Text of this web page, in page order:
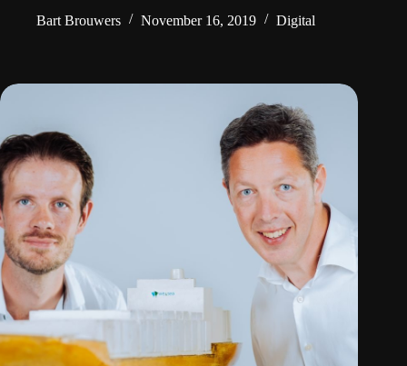
Bart Brouwers
November 16, 2019 Digital